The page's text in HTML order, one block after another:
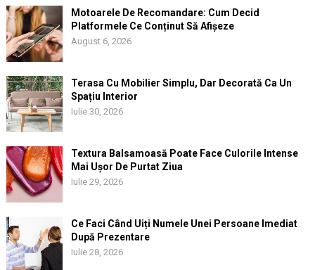
Motoarele De Recomandare: Cum Decid
Platformele Ce Conținut Să Afișeze
August 6, 2026
Terasa Cu Mobilier Simplu, Dar Decorată Ca Un
Spațiu Interior
Iulie 30, 2026
Textura Balsamoasă Poate Face Culorile Intense
Mai Ușor De Purtat Ziua
Iulie 29, 2026
Ce Faci Când Uiți Numele Unei Persoane Imediat
După Prezentare
Iulie 28, 2026